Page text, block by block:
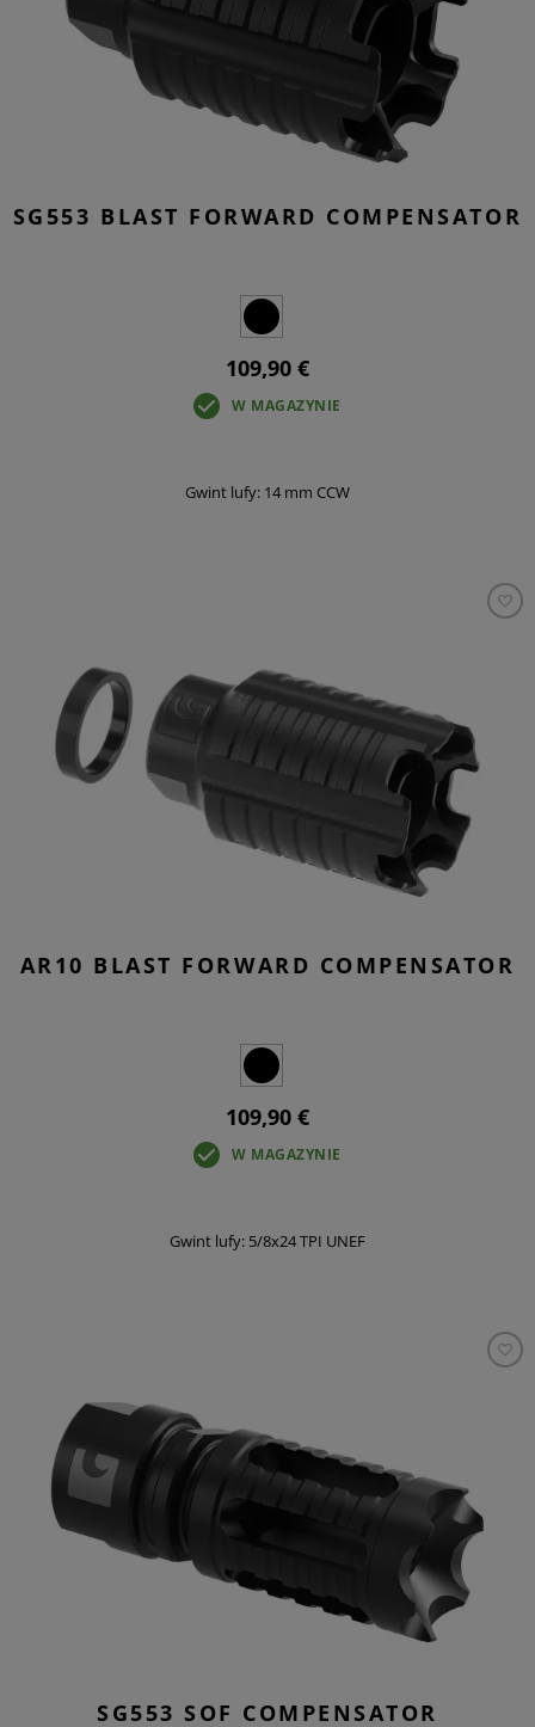
SG553 BLAST FORWARD COMPENSATOR
109,90 €
W MAGAZYNIE
Gwint lufy: 14 mm CCW
AR10 BLAST FORWARD COMPENSATOR
109,90 €
W MAGAZYNIE
Gwint lufy: 5/8x24 TPI UNEF
SG553 SOF COMPENSATOR